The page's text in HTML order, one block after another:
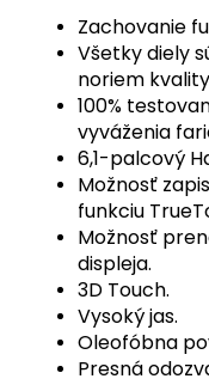
Zachovanie
Všetky diely
noriem
100%
vyváženia
6,1-palcový
Možnosť
funkciu
Možnosť
displeja.
3D Touch.
Vysoký jas.
Oleofóbna
Presná